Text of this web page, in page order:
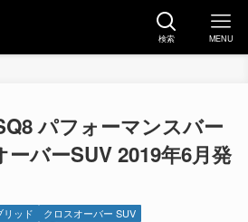
検索 MENU
パフォーマンスバー
バーSUV 2019年6月発
リッド クロスオーバー SUV